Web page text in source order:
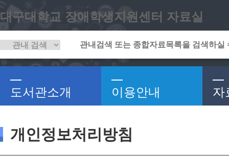
대구대학교 장애학생지원센터 자료실
도서관소개 이용안내 자
개인정보처리방침